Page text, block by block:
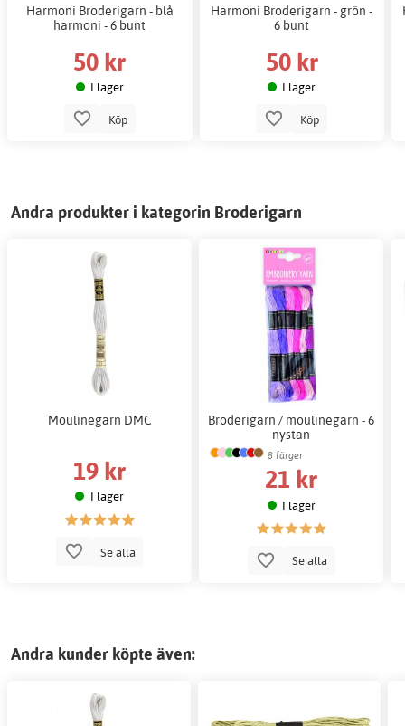
Harmoni Broderigarn - blå
harmoni - 6 bunt
50 kr
I lager
Köp
Harmoni Broderigarn - grön -
6 bunt
50 kr
I lager
Köp
Andra produkter i kategorin Broderigarn
Moulinegarn DMC
19 kr
I lager
Se alla
Broderigarn / moulinegarn - 6
nystan
8 färger
21 kr
I lager
Se alla
Andra kunder köpte även: